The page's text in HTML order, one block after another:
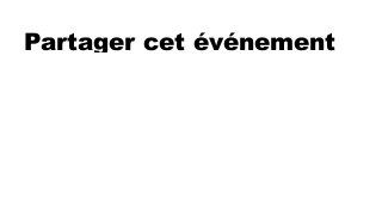
Partager cet événement